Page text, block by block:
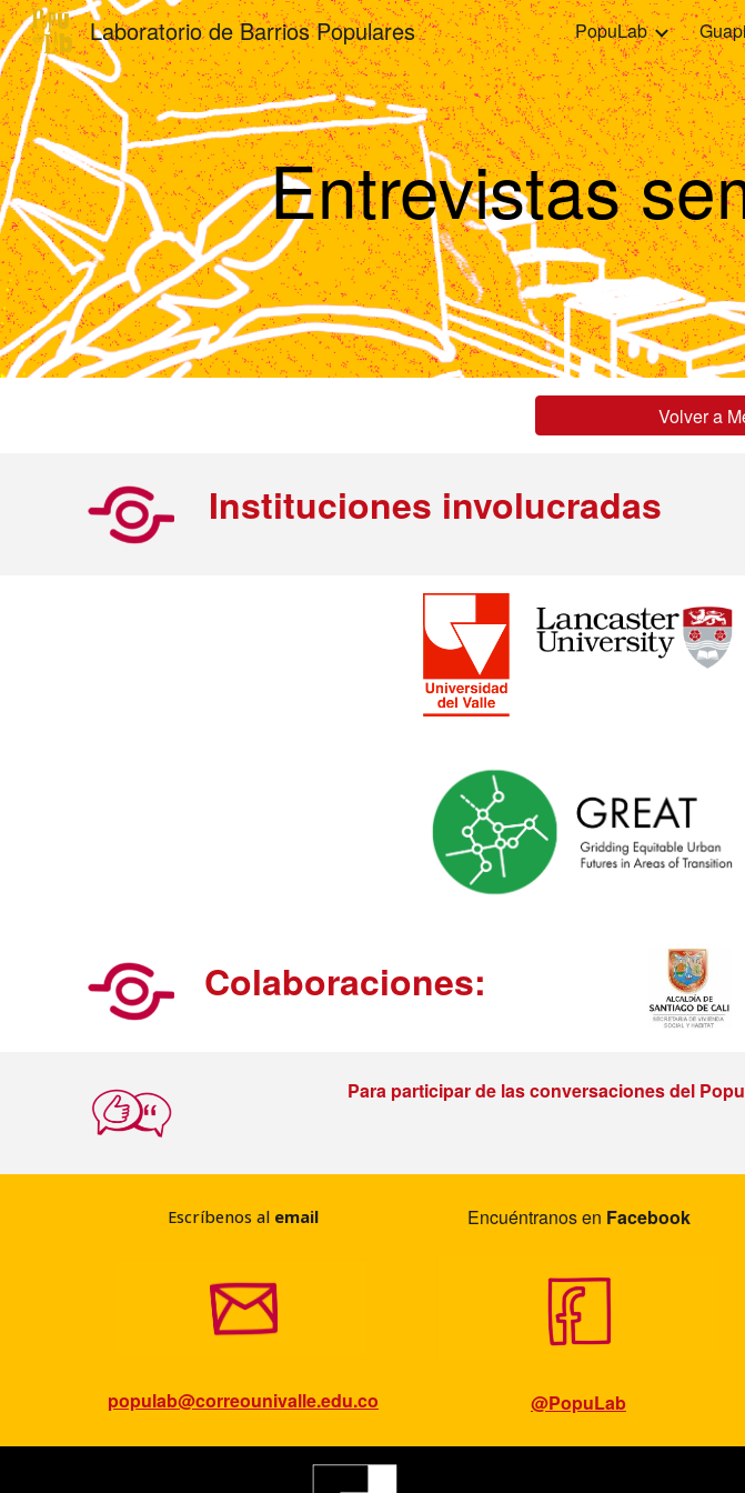
Skip to main content
Laboratorio de Barrios Populares PopuLab
Entrevistas
Volver a
Instituciones involucradas
Colaboraciones:
Para participar de las conversaciones del
Escríbenos al email
populab@correounivalle.edu.co
Encuéntranos en Facebook
@PopuLab